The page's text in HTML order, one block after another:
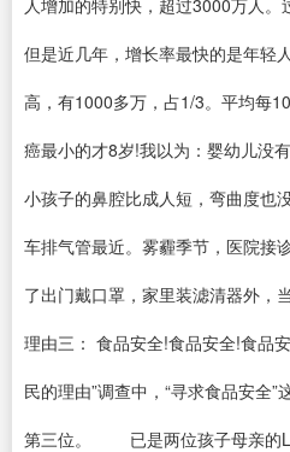
人增加的特别快，超过3000万人。
但是近几年，增长率最快的是年轻
高，有1000多万，占1/3。平均每
癌最小的才8岁!我以为：婴幼儿没
小孩子的鼻腔比成人短，弯曲度也
车排气管最近。雾霾季节，医院接
了出门戴口罩，家里装滤清器外
理由三： 食品安全!食品安全!食
民的理由”调查中，“寻求食品安全
第三位。 已是两位孩子母亲的